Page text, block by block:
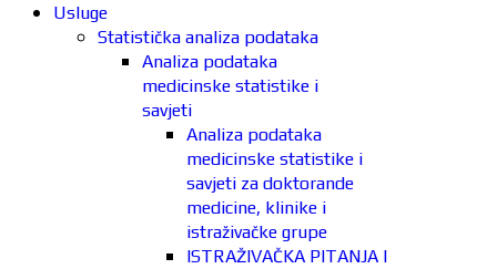
Usluge
Statistička analiza podataka
Analiza podataka
medicinske statistike i
savjeti
Analiza podataka
medicinske statistike i
savjeti za doktorande
medicine, klinike i
istraživačke grupe
ISTRAŽIVAČKA PITANJA I